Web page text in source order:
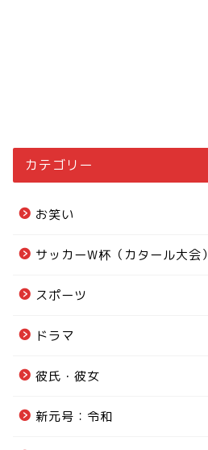
カテゴリー
お笑い
サッカーW杯（カタール大会）
スポーツ
ドラマ
彼氏・彼女
新元号：令和